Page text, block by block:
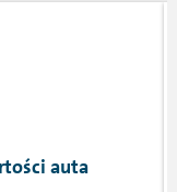
auta